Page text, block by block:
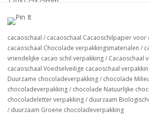
verpakt per: 100stuks
Let op dit is alleen het onderdoosje als
vaks interieur, transparante deksel, Cacao
cacao deksel.
Deze verpakking is vervaardigd uit
cacaoschaal / cacaoschaal Cacaoschilpapier voor
cacaoschaal Chocolade verpakkingsmaterialen /
vriendelijke cacao schil verpakking/ Cacaoschaal
cacaoschaal Voedselveilige cacaoschaal
Duurzame chocoladeverpakking/ chocolade
chocoladeverpakking/ chocolade Natuurlijke
chocoladeletter verpakking/ duurzaam
/ duurzaam Groene chocoladeverpakking